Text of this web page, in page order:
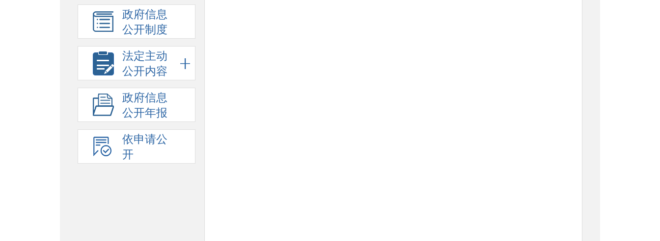
政府信息
公开制度
法定主动
公开内容
政府信息
公开年报
依申请公
开